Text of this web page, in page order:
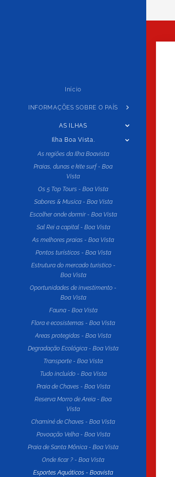
Início
INFORMAÇÕES SOBRE O PAÍS
AS ILHAS
Ilha Boa Vista.
As regiões da Ilha Boavista
Praias, dunas e kite surf - Boa
Vista
Os 5 Top Tours - Boa Vista
Sabores & Musica - Boa Vista
Escolher onde dormir - Boa Vista
Sal Rei a capital - Boa Vista
As melhores praias - Boa Vista
Pontos turísticos - Boa Vista
Estrutura do mercado turistico -
Boa Vista
Oportunidades de investimento -
Boa Vista
Fauna - Boa Vista
Flora e ecosistemas - Boa Vista
Areas protegidas - Boa Vista
Degradação Ecológica - Boa Vista
Transporte - Boa Vista
Tudo incluído - Boa Vista
Praia de Chaves - Boa Vista
Reserva Morro de Areia - Boa
Vista
Chaminé de Chaves - Boa Vista
Povoação Velha - Boa Vista
Praia de Santa Mônica - Boa Vista
Onde ficar ? - Boa Vista
Esportes Aquáticos - Boavista